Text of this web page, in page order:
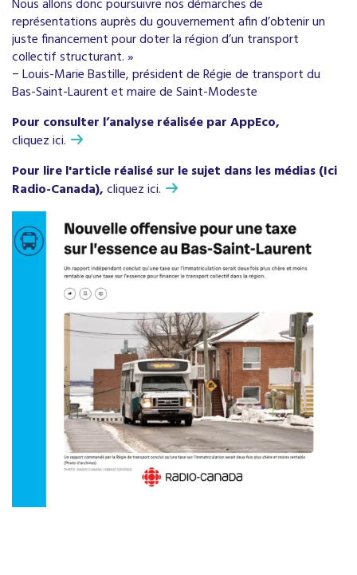
Nous allons donc poursuivre nos démarches de
représentations auprès du gouvernement afin d’obtenir un
juste financement pour doter la région d’un transport
collectif structurant. »
− Louis-Marie Bastille, président de Régie de transport du
Bas-Saint-Laurent et maire de Saint-Modeste
Pour consulter l’analyse réalisée par AppEco,
cliquez ici.
Pour lire l'article réalisé sur le sujet dans les médias (Ici
Radio-Canada),cliquez ici.